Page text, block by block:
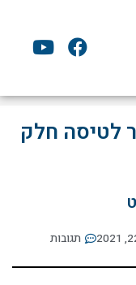
F
a
e
b
o
Y
o
t
u
b
לטיסה חלק
תגובות